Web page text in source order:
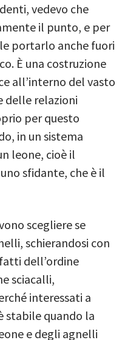
vedevo che
il punto, e per
portarlo anche fuori
È una costruzione
all’interno del vasto
delle relazioni
per questo
in un sistema
leone, cioè il
sfidante, che è il
scegliere se
schierandosi con
dell’ordine
sciacalli,
interessati a
stabile quando la
e degli agnelli